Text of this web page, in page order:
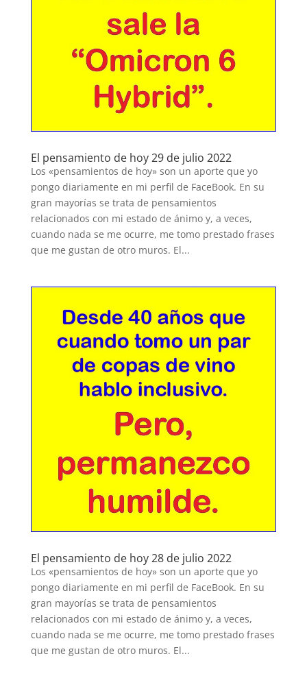
El pensamiento de hoy 29 de julio 2022
Los «pensamientos de hoy» son un aporte que yo
pongo diariamente en mi perfil de FaceBook. En su
gran mayorías se trata de pensamientos
relacionados con mi estado de ánimo y, a veces,
cuando nada se me ocurre, me tomo prestado frases
que me gustan de otro muros. El...
El pensamiento de hoy 28 de julio 2022
Los «pensamientos de hoy» son un aporte que yo
pongo diariamente en mi perfil de FaceBook. En su
gran mayorías se trata de pensamientos
relacionados con mi estado de ánimo y, a veces,
cuando nada se me ocurre, me tomo prestado frases
que me gustan de otro muros. El...